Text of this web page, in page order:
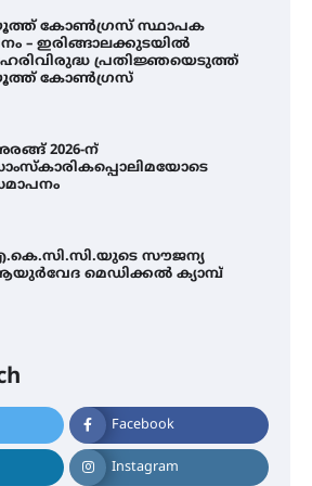
കോൺഗ്രസ്‌ സ്ഥാപക
– ഇരിങ്ങാലക്കുടയിൽ
പ്രതിജ്ഞയെടുത്ത്
കോൺഗ്രസ്
2026-ന്
സൗജന്യ
മെഡിക്കൽ ക്യാമ്പ്
Facebook
Instagram
കോൺഗ്രസ്‌ സ്ഥാപക ദിനം
ഇരിങ്ങാലക്കുടയിൽ